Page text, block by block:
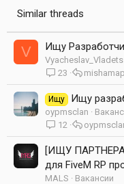
Similar threads
V Ищу
Vyacheslav_Vladets
23
mishamap
Ищу Ищу
oypmsclan
12
[ИЩУ ПАРТНЕРА
для FiveM RP
MALS
Вакансии